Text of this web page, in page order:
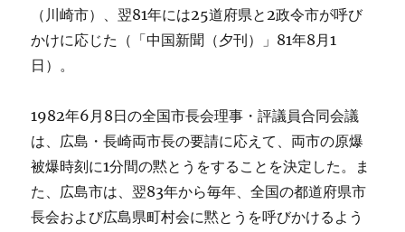
（川崎市）、翌81年には25道府県と2政令市が呼び
かけに応じた（「中国新聞（夕刊）」81年8月1
日）。
1982年6月8日の全国市長会理事・評議員合同会議
は、広島・長崎両市長の要請に応えて、両市の原爆
被爆時刻に1分間の黙とうをすることを決定した。ま
た、広島市は、翌83年から毎年、全国の都道府県市
長会および広島県町村会に黙とうを呼びかけるよう